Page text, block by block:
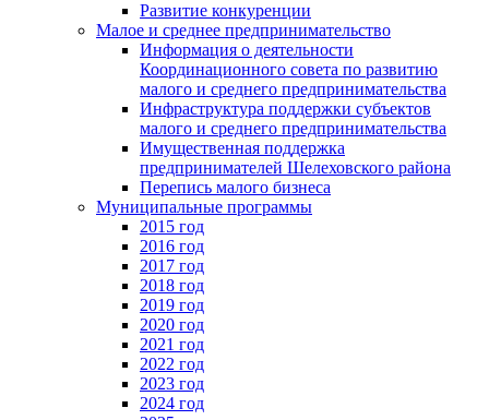
Развитие конкуренции
Малое и среднее предпринимательство
Информация о деятельности
Координационного совета по развитию
малого и среднего предпринимательства
Инфраструктура поддержки субъектов
малого и среднего предпринимательства
Имущественная поддержка
предпринимателей Шелеховского района
Перепись малого бизнеса
Муниципальные программы
2015 год
2016 год
2017 год
2018 год
2019 год
2020 год
2021 год
2022 год
2023 год
2024 год